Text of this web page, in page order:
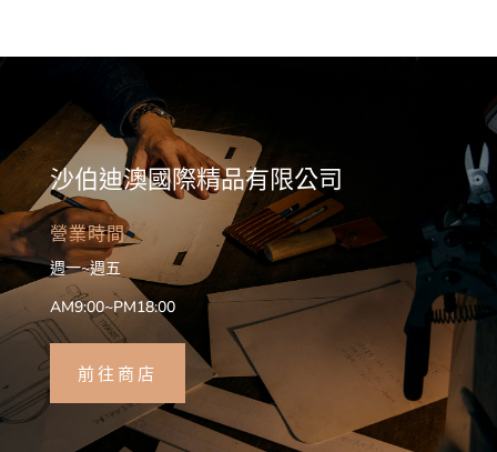
沙伯迪澳國際精品有限公司
營業時間
週一~週五
AM9:00~PM18:00
前往商店